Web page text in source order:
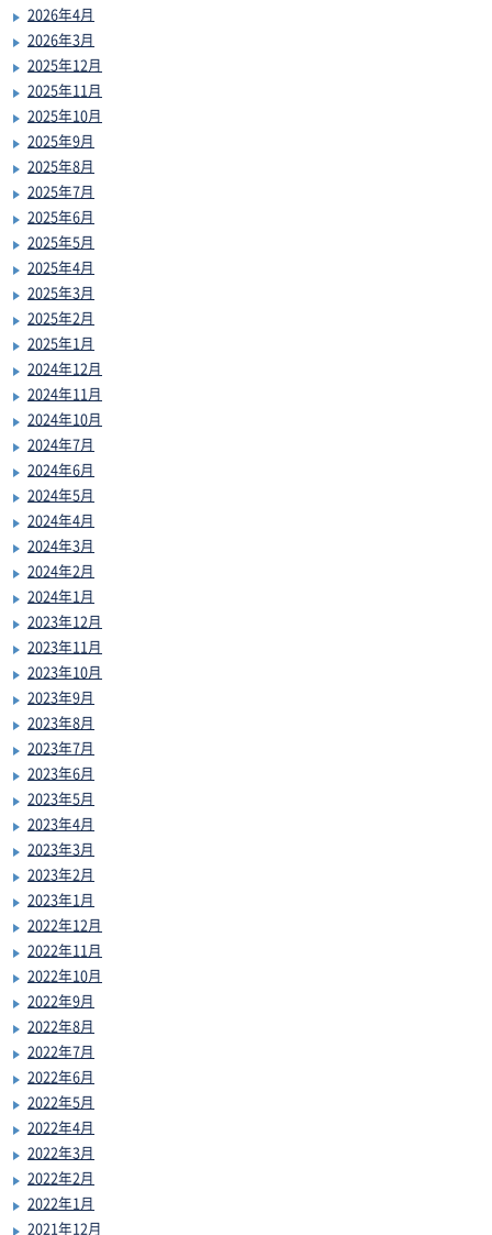
2026年4月
2026年3月
2025年12月
2025年11月
2025年10月
2025年9月
2025年8月
2025年7月
2025年6月
2025年5月
2025年4月
2025年3月
2025年2月
2025年1月
2024年12月
2024年11月
2024年10月
2024年7月
2024年6月
2024年5月
2024年4月
2024年3月
2024年2月
2024年1月
2023年12月
2023年11月
2023年10月
2023年9月
2023年8月
2023年7月
2023年6月
2023年5月
2023年4月
2023年3月
2023年2月
2023年1月
2022年12月
2022年11月
2022年10月
2022年9月
2022年8月
2022年7月
2022年6月
2022年5月
2022年4月
2022年3月
2022年2月
2022年1月
2021年12月